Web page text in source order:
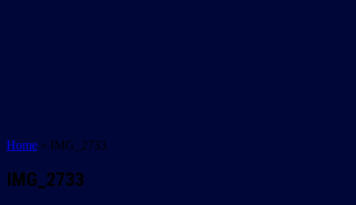
Home » IMG_2733
IMG_2733